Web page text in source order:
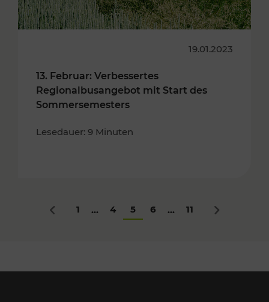
19.01.2023
13. Februar: Verbessertes
Regionalbusangebot mit Start des
Sommersemesters
Lesedauer: 9 Minuten
Zurück
1 ... 4 5 6 ... 11 Nächstes